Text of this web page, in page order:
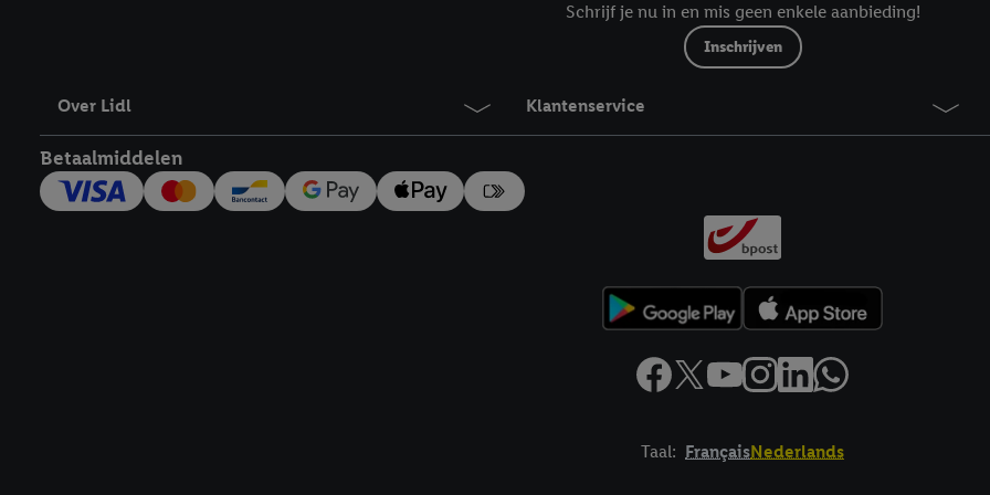
Schrijf je nu in en mis geen enkele aanbieding!
Inschrijven
Over Lidl Klantenservice
Betaalmiddelen
Taal: FrançaisNederlands